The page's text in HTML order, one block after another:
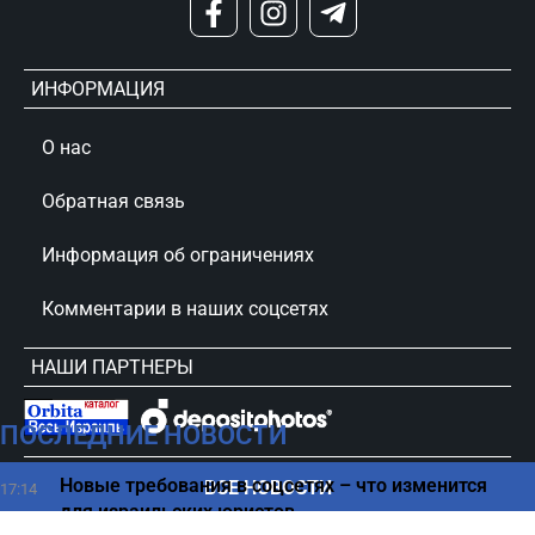
ПОСЛЕДНИЕ НОВОСТИ
17:14
Новые требования в соцсетях – что изменится
для израильских юристов
ВСЕ НОВОСТИ
ИНФОРМАЦИЯ
О нас
Обратная связь
Информация об ограничениях
Комментарии в наших соцсетях
НАШИ ПАРТНЕРЫ
сursorinfo.co.il © Все права защищены